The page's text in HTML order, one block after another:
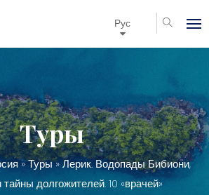
Рус
Туры
»Туры» Лерик. Водопады Бибиони,
долгожителей. 10 «врачей»